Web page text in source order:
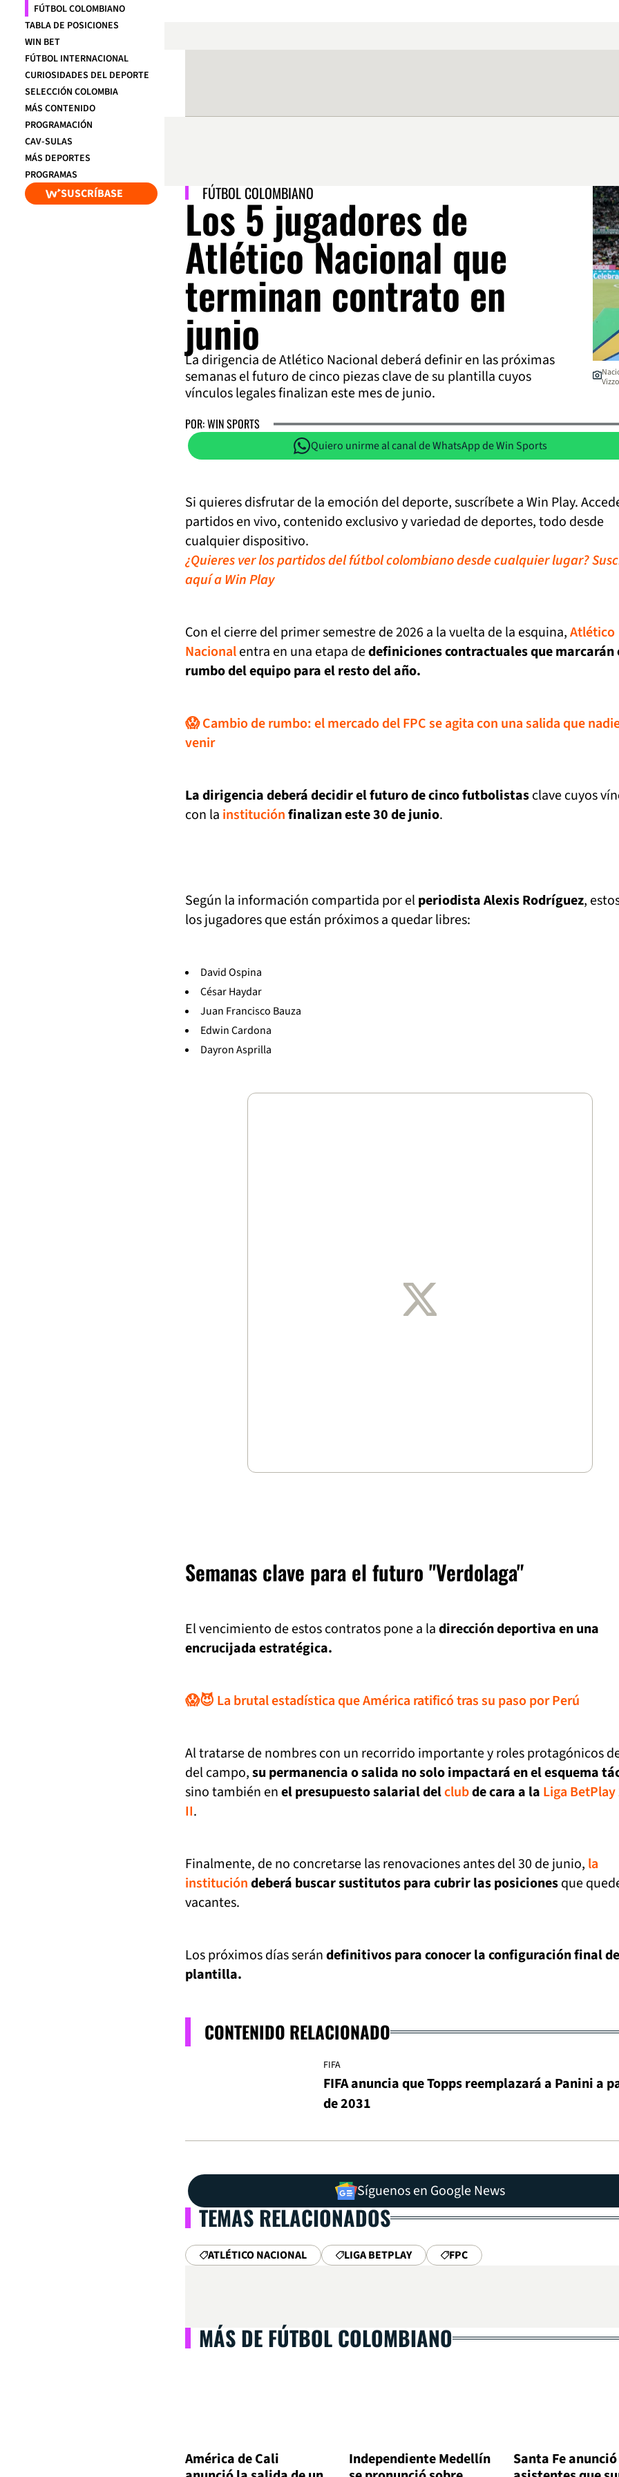
FÚTBOL COLOMBIANO
TABLA DE POSICIONES
WIN BET
FÚTBOL INTERNACIONAL
CURIOSIDADES DEL DEPORTE
SELECCIÓN COLOMBIA
MÁS CONTENIDO
PROGRAMACIÓN
CAV-SULAS
MÁS DEPORTES
PROGRAMAS
SUSCRÍBASE FÚTBOL COLOMBIANO
Los 5 jugadores de
Atlético Nacional que
terminan contrato en
junio
La dirigencia de Atlético Nacional deberá definir en las próximas
semanas el futuro de cinco piezas clave de su plantilla cuyos
vínculos legales finalizan este mes de junio.
POR: WIN SPORTS
Quiero unirme al canal de WhatsApp de Win Sports
Si quieres disfrutar de la emoción del deporte, suscríbete a Win Play.
partidos en vivo, contenido exclusivo y variedad de deportes, todo desde
cualquier dispositivo.
¿Quieres ver los partidos del fútbol colombiano desde cualquier lugar?
aquí a Win Play
Con el cierre del primer semestre de 2026 a la vuelta de la esquina,Atlético
Nacionalentra en una etapa dedefiniciones contractuales que marcarán
rumbo del equipo para el resto del año.
😱 Cambio de rumbo: el mercado del FPC se agita con una salida que
venir
La dirigencia deberá decidir el futuro de cinco futbolistasclave cuyos
con la instituciónfinalizan este 30 de junio.
Según la información compartida por elperiodista Alexis Rodríguez,
los jugadores que están próximos a quedar libres:
David Ospina
César Haydar
Juan Francisco Bauza
Edwin Cardona
Dayron Asprilla
Semanas clave para el futuro "Verdolaga"
El vencimiento de estos contratos pone a ladirección deportiva en una
encrucijada estratégica.
😱😈 La brutal estadística que América ratificó tras su paso por Perú
Al tratarse de nombres con un recorrido importante y roles protagónicos
del campo,su permanencia o salida no solo impactará en el esquema
sino también enel presupuesto salarial delclubde cara a la Liga BetPlay
II.
Finalmente, de no concretarse las renovaciones antes del 30 de junio, la
institucióndeberá buscar sustitutos para cubrir las posicionesque
vacantes.
Los próximos días serándefinitivos para conocer la configuración final
plantilla.
CONTENIDO RELACIONADO
FIFA
FIFA anuncia que Topps reemplazará a Panini a
de 2031
Síguenos en Google News
TEMAS RELACIONADOS
ATLÉTICO NACIONAL LIGA BETPLAY FPC
MÁS DE FÚTBOL COLOMBIANO
América de Cali
Independiente Medellín
Santa Fe